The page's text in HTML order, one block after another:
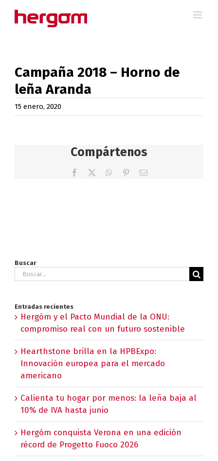
Campaña 2018 – Horno de
leña Aranda
15 enero, 2020
Compártenos
Facebook WhatsApp
PinterestCorreo
Buscar
Buscar:
Entradas recientes
Hergóm y el Pacto Mundial de la ONU:
compromiso real con un futuro sostenible
Hearthstone brilla en la HPBExpo:
Innovación europea para el mercado
americano
Calienta tu hogar por menos: la leña baja al
10% de IVA hasta junio
Hergóm conquista Verona en una edición
récord de Progetto Fuoco 2026